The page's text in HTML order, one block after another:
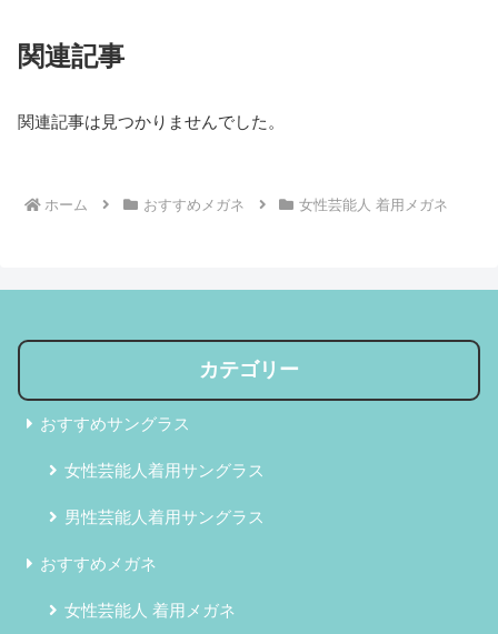
関連記事
関連記事は見つかりませんでした。
ホーム おすすめメガネ 女性芸能人 着用メガネ
カテゴリー
おすすめサングラス
女性芸能人着用サングラス
男性芸能人着用サングラス
おすすめメガネ
女性芸能人 着用メガネ